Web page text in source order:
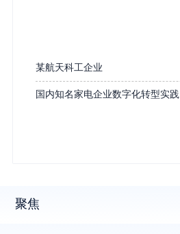
某航天科工企业
国内知名家电企业数字化转型实践
聚焦